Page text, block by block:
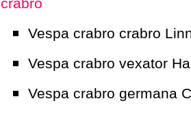
Vespa crabro crabro
Vespa crabro vexator
Vespa crabro germana